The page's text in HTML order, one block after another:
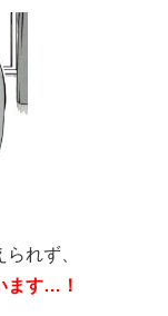
れず、
ます…！